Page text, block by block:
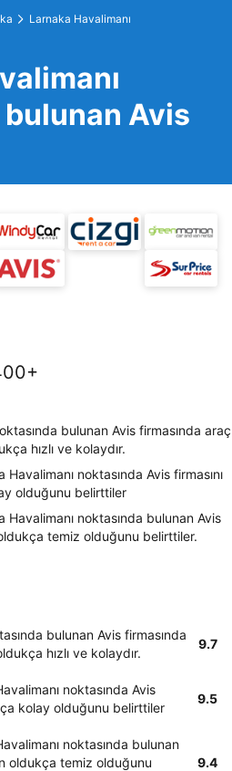
Larnaka Havalimanı
bulunan Avis
bulunan Avis firmasında araç
hızlı ve kolaydır.
noktasında Avis firmasını
olduğunu belirttiler
Havalimanı noktasında bulunan Avis
oldukça temiz olduğunu belirttiler.
bulunan Avis firmasında
hızlı ve kolaydır.
9.7
noktasında Avis
kolay olduğunu belirttiler
9.5
noktasında bulunan
oldukça temiz olduğunu
9.4